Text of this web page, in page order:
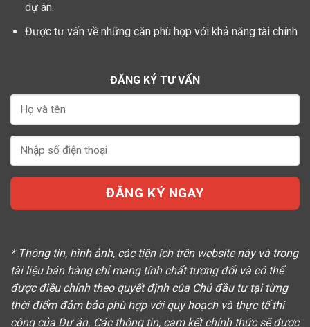
dự án.
Được tư vấn về những căn phù hợp với khả năng tài chính
ĐĂNG KÝ TƯ VẤN
* Thông tin, hình ảnh, các tiện ích trên website này và trong
tài liệu bán hàng chỉ mang tính chất tương đối và có thể
được điều chỉnh theo quyết định của Chủ đầu tư tại từng
thời điểm đảm bảo phù hợp với quy hoạch và thực tế thi
công của Dự án. Các thông tin, cam kết chính thức sẽ được